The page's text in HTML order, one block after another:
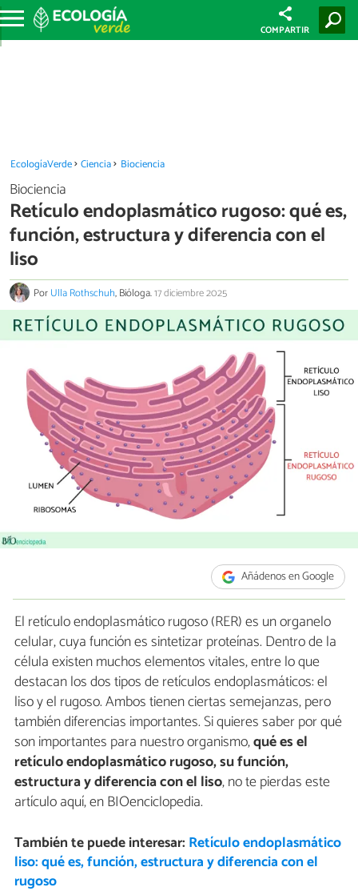
COMPARTIR
EcologíaVerde Ciencia Biociencia
Biociencia
Retículo endoplasmático rugoso: qué es,
función, estructura y diferencia con el
liso
PorUlla Rothschuh, Bióloga.17 diciembre 2025
Añádenos en Google
El retículo endoplasmático rugoso (RER) es un organelo
celular, cuya función es sintetizar proteínas. Dentro de la
célula existen muchos elementos vitales, entre lo que
destacan los dos tipos de retículos endoplasmáticos: el
liso y el rugoso. Ambos tienen ciertas semejanzas, pero
también diferencias importantes. Si quieres saber por qué
son importantes para nuestro organismo,qué es el
retículo endoplasmático rugoso, su función,
estructura y diferencia con el liso, no te pierdas este
artículo aquí, en BIOenciclopedia.
También te puede interesar: Retículo endoplasmático
liso: qué es, función, estructura y diferencia con el
rugoso